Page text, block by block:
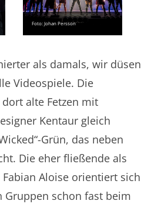
Foto: Johan Persson
als damals, wir düsen
Videospiele. Die
alte Fetzen mit
Kentaur gleich
Grün, das neben
Die eher fließende als
Aloise orientiert sich
schon fast beim